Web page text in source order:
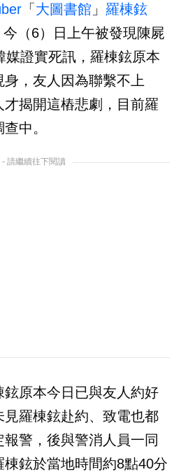
「 大圖書館 」 羅棟鉉
今（6）日上午被發現陳屍
媒證實死訊，羅棟鉉原本
，友人因為聯繫不上
揭開這樁悲劇，目前羅
中。
- 請繼續往下閱讀
原本今日已與友人約好
羅棟鉉赴約、致電也都
警，後與警消人員一同
鉉於當地時間約8點40分